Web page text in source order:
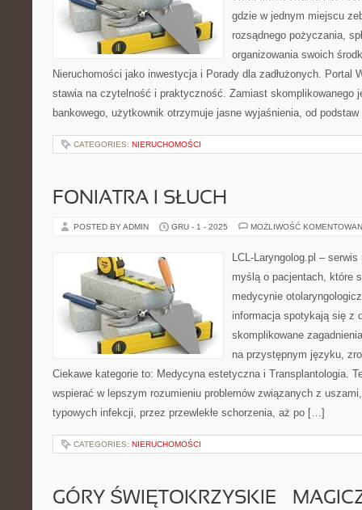
gdzie w jednym miejscu
rozsądnego pożyczania,
organizowania swoich
Nieruchomości jako inwestycja i Porady dla zadłużonych. Portal
stawia na czytelność i praktyczność. Zamiast skomplikowanego
bankowego, użytkownik otrzymuje jasne wyjaśnienia, od
CATEGORIES: NIERUCHOMOŚCI
FONIATRA I SŁUCH
POSTED BY ADMIN GRU - 1 - 2025 MOŻLIWOŚĆ
LCL-Laryngolog.pl –
myślą o pacjentach, które
medycynie
informacja spotykają się z
skomplikowane
na przystępnym języku,
Ciekawe kategorie to: Medycyna estetyczna i Transplantologia.
wspierać w lepszym rozumieniu problemów związanych z
typowych infekcji, przez przewlekłe schorzenia, aż po […]
CATEGORIES: NIERUCHOMOŚCI
GÓRY ŚWIĘTOKRZYSKIE –